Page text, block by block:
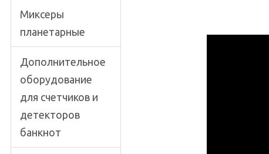
Миксеры
планетарные
Дополнительное
оборудование
для счетчиков и
детекторов
банкнот